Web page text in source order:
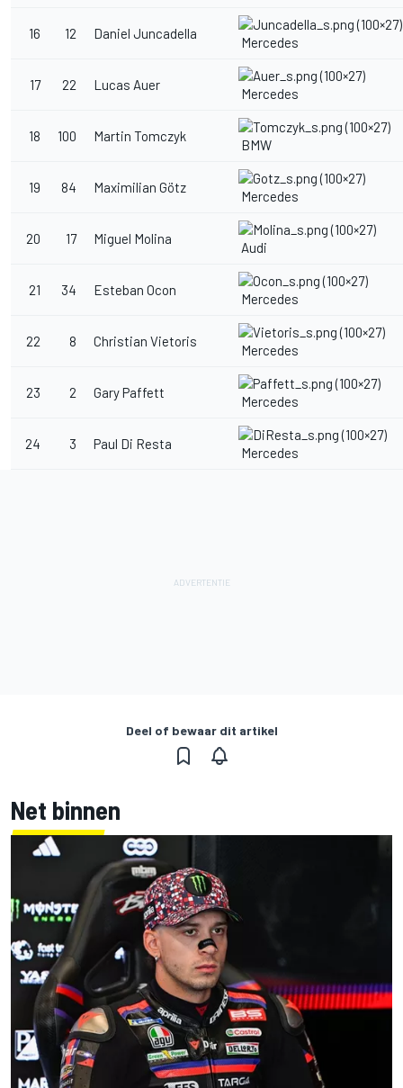
16 12 Daniel Juncadella
Mercedes
17 22 Lucas Auer
Mercedes
18 100 Martin Tomczyk
BMW
19 84 Maximilian Götz
Mercedes
20 17 Miguel Molina
Audi
21 34 Esteban Ocon
Mercedes
22 8 Christian Vietoris
Mercedes
23 2 Gary Paffett
Mercedes
24 3 Paul Di Resta
Mercedes
Deel of bewaar dit artikel
Net binnen